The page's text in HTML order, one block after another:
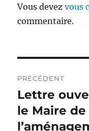
Vous devezvous
commentaire.
de
l’article
PRÉCÉDENT
Publication
précédente :
Lettre
le Maire